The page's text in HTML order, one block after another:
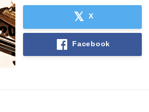
X
Facebook